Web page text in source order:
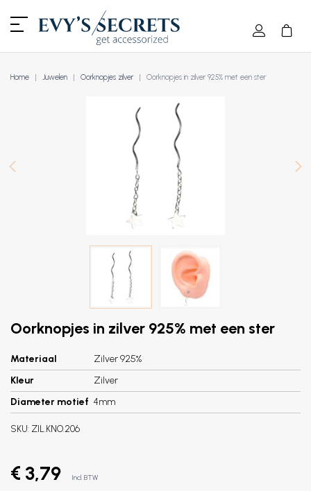
Home Juwelen Oorknopjes zilver Oorknopjes in zilver 925% met een ster
Oorknopjes in zilver 925% met een ster
Materiaal
Zilver 925%
Kleur
Zilver
Diameter motief 4mm
SKU: ZIL.KNO.206
€ 3,79 Incl. BTW